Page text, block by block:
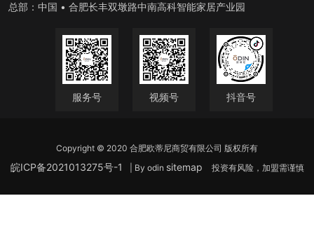
总部：中国 • 合肥长丰双墩路中南高科智能家居产业园
服务号 视频号 抖音号
Copyright © 2020 合肥欧蒂尼商贸有限公司 版权所有
皖ICP备2021013275号-1 | By odin sitemap 投资有风险，加盟需谨慎